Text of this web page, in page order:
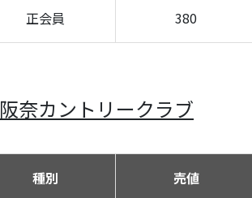
正会員 380
阪奈カントリークラブ
種別 売値